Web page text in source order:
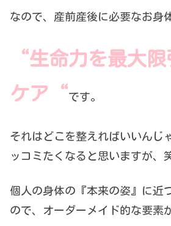
なので、産前産後に必要なお身
“生命力を最大限
ケア“です。
それはどこを整えればいいんじ
ッコミたくなると思いますが、
個人の身体の『本来の姿』に近
ので、オーダーメイド的な要素